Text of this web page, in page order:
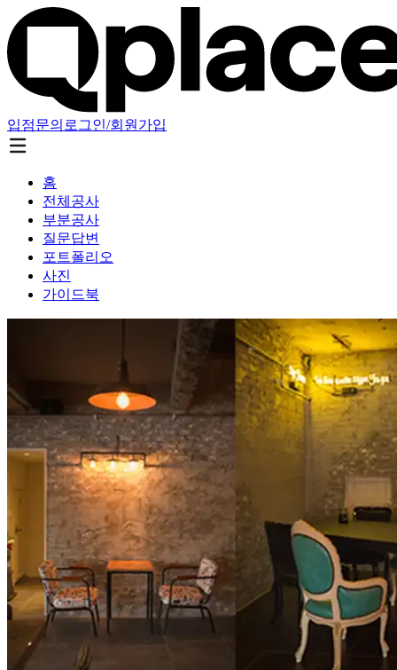
입점문의 로그인/회원가입
홈
전체공사
부분공사
질문답변
포트폴리오
사진
가이드북